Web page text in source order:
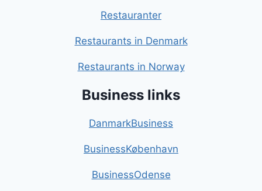
Restauranter
Restaurants in Denmark
Restaurants in Norway
Business links
DanmarkBusiness
BusinessKøbenhavn
BusinessOdense